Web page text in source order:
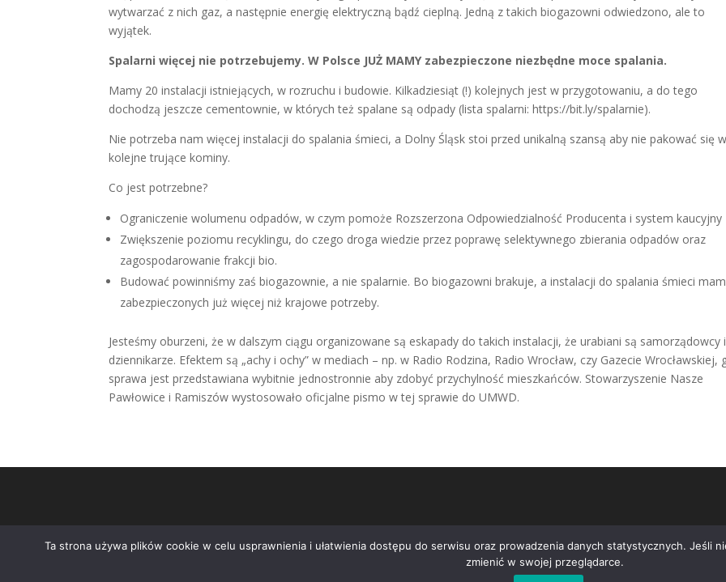
wytwarzać z nich gaz, a następnie energię elektryczną bądź cieplną. Jedną z takich biogazowni odwiedzono, ale to
wyjątek.
Spalarni więcej nie potrzebujemy. W Polsce JUŻ MAMY zabezpieczone niezbędne moce spalania.
Mamy 20 instalacji istniejących, w rozruchu i budowie. Kilkadziesiąt (!) kolejnych jest w przygotowaniu, a do tego
dochodzą jeszcze cementownie, w których też spalane są odpady (lista spalarni: https://bit.ly/spalarnie).
Nie potrzeba nam więcej instalacji do spalania śmieci, a Dolny Śląsk stoi przed unikalną szansą aby nie pakować się w
kolejne trujące kominy.
Co jest potrzebne?
Ograniczenie wolumenu odpadów, w czym pomoże Rozszerzona Odpowiedzialność Producenta i system kaucyjny
Zwiększenie poziomu recyklingu, do czego droga wiedzie przez poprawę selektywnego zbierania odpadów oraz
zagospodarowanie frakcji bio.
Budować powinniśmy zaś biogazownie, a nie spalarnie. Bo biogazowni brakuje, a instalacji do spalania śmieci
zabezpieczonych już więcej niż krajowe potrzeby.
Jesteśmy oburzeni, że w dalszym ciągu organizowane są eskapady do takich instalacji, że urabiani są samorządowcy i
dziennikarze. Efektem są „achy i ochy” w mediach – np. w Radio Rodzina, Radio Wrocław, czy Gazecie Wrocławskiej,
sprawa jest przedstawiana wybitnie jednostronnie aby zdobyć przychylność mieszkańców. Stowarzyszenie Nasze
Pawłowice i Ramiszów wystosowało oficjalne pismo w tej sprawie do UMWD.
Ta strona używa plików cookie w celu usprawnienia i ułatwienia dostępu do serwisu oraz prowadzenia danych statystycznych. Jeśli
zmienić w swojej przeglądarce.